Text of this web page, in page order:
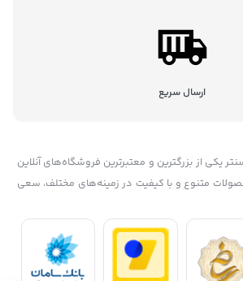
ارسال سریع
یکی از بزرگترین و معتبرترین فروشگاه‌های آنلاین
متنوع و با کیفیت در زمینه‌های مختلف، سعی
همکاری با برندهای معروف داخلی و خارجی، گارانتی
و جشنواره‌های منحصر به فرد، پشتیبانی
مطمئن و مورد اعتماد شناخته شده است. آکام